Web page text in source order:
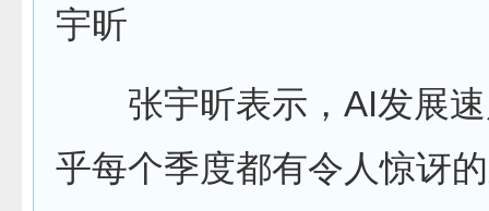
宇昕
张宇昕表示，AI发展速
乎每个季度都有令人惊讶